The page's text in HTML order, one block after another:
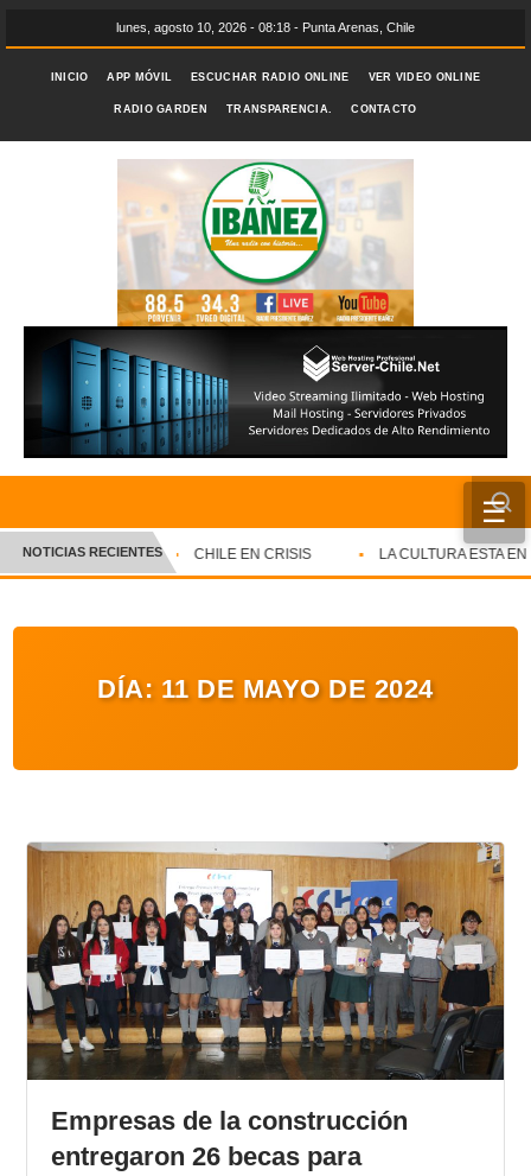
lunes, agosto 10, 2026 - 08:18 - Punta Arenas, Chile
INICIO APP MÓVIL ESCUCHAR RADIO ONLINE VER VIDEO ONLINE
RADIO GARDEN TRANSPARENCIA. CONTACTO
☰
INICIO
CRÓNICA
ENTRETENIMIENTO Y CULTURA
AUDIOS
VIDEOS
GALERIA DE FOTOS
APP MÓVIL
NOTICIAS RECIENTES CHILE EN CRISIS LA CULTURA ESTA EN
DÍA: 11 DE MAYO DE 2024
Empresas de la construcción
entregaron 26 becas para